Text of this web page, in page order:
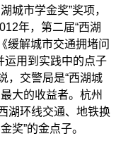
城市学金奖”奖项，
年，第二届“西湖
缓解城市交通拥堵问
运用到实践中的点子
，交警局是“西湖城
大的收益者。杭州
湖环线交通、地铁换
奖”的金点子。